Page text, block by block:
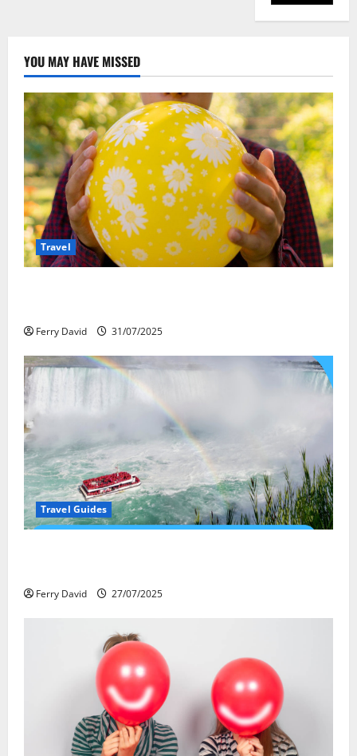
YOU MAY HAVE MISSED
Travel
Ferry David 31/07/2025
Travel Guides
Ferry David 27/07/2025